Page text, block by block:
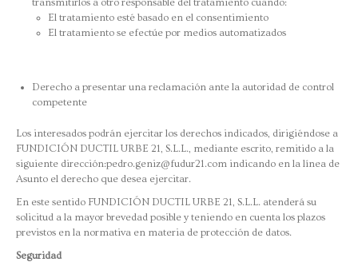
transmitirlos a otro responsable del tratamiento cuando:
El tratamiento esté basado en el consentimiento
El tratamiento se efectúe por medios automatizados
Derecho a presentar una reclamación ante la autoridad de control
competente
Los interesados podrán ejercitar los derechos indicados, dirigiéndose a
FUNDICIÓN DUCTIL URBE 21, S.L.L., mediante escrito, remitido a la
siguiente dirección:pedro.geniz@fudur21.com indicando en la línea de
Asunto el derecho que desea ejercitar.
En este sentido FUNDICIÓN DUCTIL URBE 21, S.L.L. atenderá su
solicitud a la mayor brevedad posible y teniendo en cuenta los plazos
previstos en la normativa en materia de protección de datos.
Seguridad